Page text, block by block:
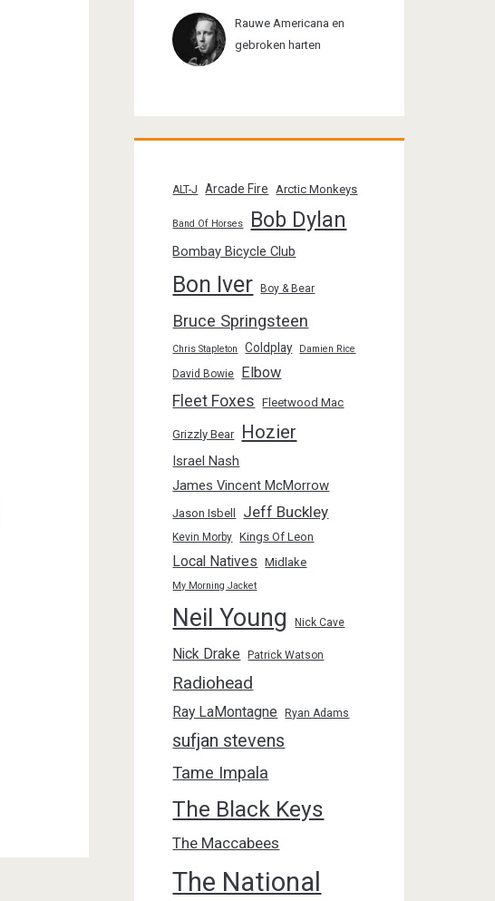
Rauwe Americana en
gebroken harten
ALT-J Arcade Fire Arctic Monkeys
Band Of Horses Bob Dylan
Bombay Bicycle Club
Bon Iver Boy & Bear
Bruce Springsteen
Chris Stapleton Coldplay Damien Rice
David Bowie Elbow
Fleet Foxes Fleetwood Mac
Grizzly Bear Hozier
Israel Nash
James Vincent McMorrow
Jason Isbell Jeff Buckley
Kevin Morby Kings Of Leon
Local Natives Midlake
My Morning Jacket
Neil Young Nick Cave
Nick Drake Patrick Watson
Radiohead
Ray LaMontagne Ryan Adams
sufjan stevens
Tame Impala
The Black Keys
The Maccabees
The National